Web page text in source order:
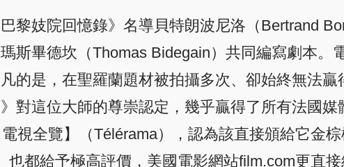
黎妓院回憶錄》名導貝特朗波尼洛（Bertrand
瑪斯畢德坎（Thomas Bidegain）共同編寫劇本
的是，在聖羅蘭題材被拍攝多次、卻始終無法
對這位大師的尊崇認定，幾乎贏得了所有法國
視全覽】（Télérama），認為該直接頒給它金
也都給予極高評價，美國電影網站film.com更直接